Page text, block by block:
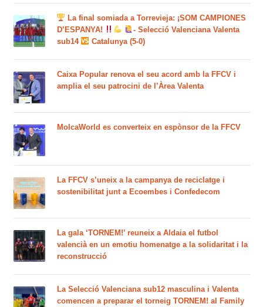
La final somiada a Torrevieja: ¡SOM CAMPIONES
D’ESPANYA!
- Selecció Valenciana Valenta
sub14
Catalunya (5-0)
Caixa Popular renova el seu acord amb la FFCV i
amplia el seu patrocini de l’Àrea Valenta
MolcaWorld es converteix en espònsor de la FFCV
La FFCV s’uneix a la campanya de reciclatge i
sostenibilitat junt a Ecoembes i Confedecom
La gala ‘TORNEM!’ reuneix a Aldaia el futbol
valencià en un emotiu homenatge a la solidaritat i la
reconstrucció
La Selecció Valenciana sub12 masculina i Valenta
comencen a preparar el torneig TORNEM! al Family